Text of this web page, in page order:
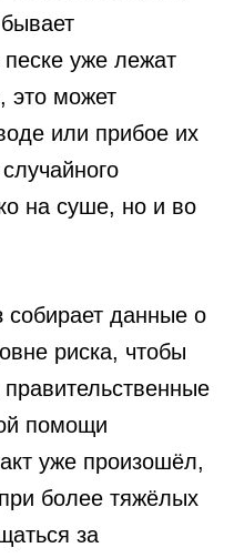
уже лежат
это может
или прибое их
на суше, но и во
собирает данные о
риска, чтобы
помощи
уже произошёл,
более тяжёлых
за